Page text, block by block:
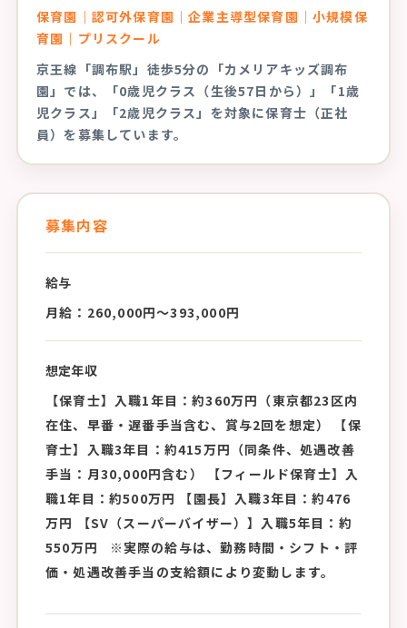
保育園｜認可外保育園｜企業主導型保育園｜小規模保
育園｜プリスクール
京王線「調布駅」徒歩5分の「カメリアキッズ調布
園」では、「0歳児クラス（生後57日から）」「1歳
児クラス」「2歳児クラス」を対象に保育士（正社
員）を募集しています。
募集内容
給与
月給：260,000円〜393,000円
想定年収
【保育士】入職1年目：約360万円（東京都23区内
在住、早番・遅番手当含む、賞与2回を想定） 【保
育士】入職3年目：約415万円（同条件、処遇改善
手当：月30,000円含む） 【フィールド保育士】入
職1年目：約500万円 【園長】入職3年目：約476
万円 【SV（スーパーバイザー）】入職5年目：約
550万円 ※実際の給与は、勤務時間・シフト・評
価・処遇改善手当の支給額により変動します。